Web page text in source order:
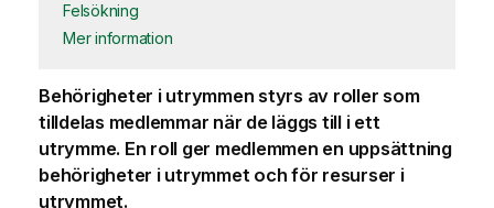
Felsökning
Mer information
Behörigheter i utrymmen styrs av roller som
tilldelas medlemmar när de läggs till i ett
utrymme. En roll ger medlemmen en uppsättning
behörigheter i utrymmet och för resurser i
utrymmet.